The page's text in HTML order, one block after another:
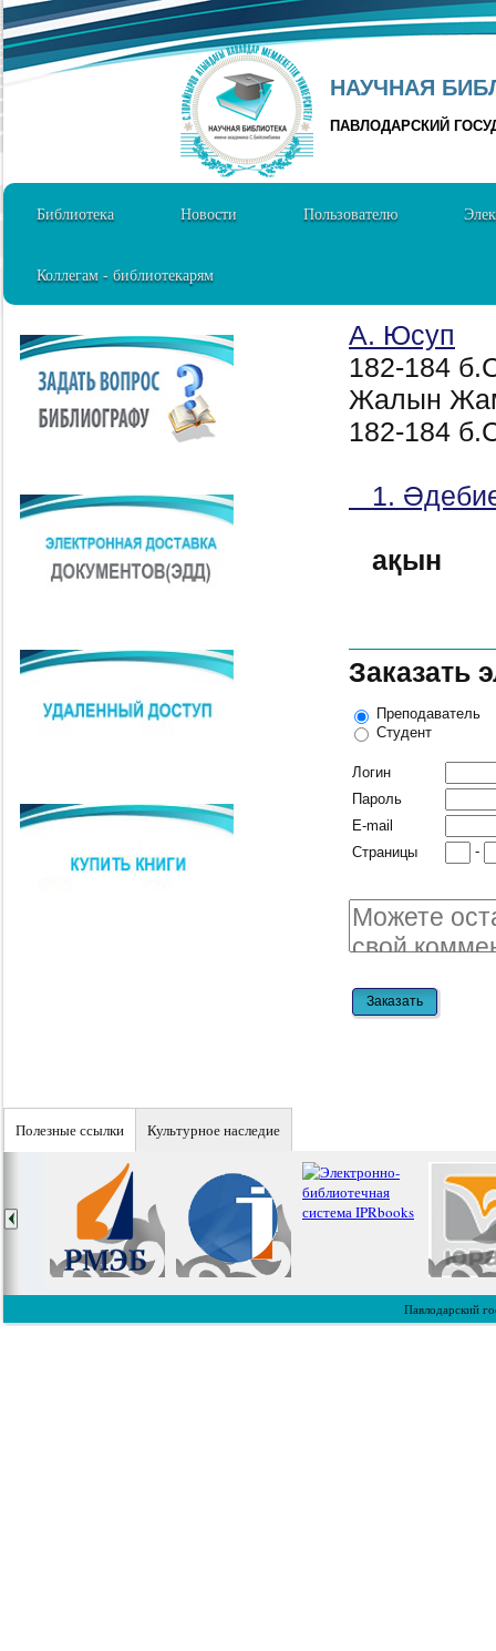
НАУЧНАЯ
ПАВЛОДАРСКИЙ
Библиотека Новости Пользователю
Коллегам - библиотекарям
А. Юсуп
182-184
Жалын
182-184
1.
ақын
Заказать
Преподаватель
Студент
Логин
Пароль
E-mail
Страницы
-
Полезные ссылки Культурное наследие
Павлодарский